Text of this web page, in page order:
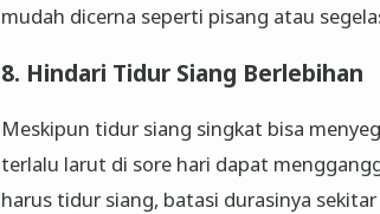
mudah dicerna seperti pisang atau
8. Hindari Tidur Siang Berlebihan
Meskipun tidur siang singkat bisa
terlalu larut di sore hari dapat
harus tidur siang, batasi durasinya